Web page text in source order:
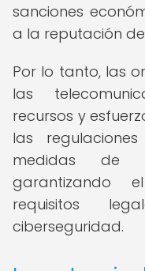
sanciones
a la reputación
Por lo tanto, las
las
recursos y
las
medidas de
garantizando
requisitos
ciberseguridad.